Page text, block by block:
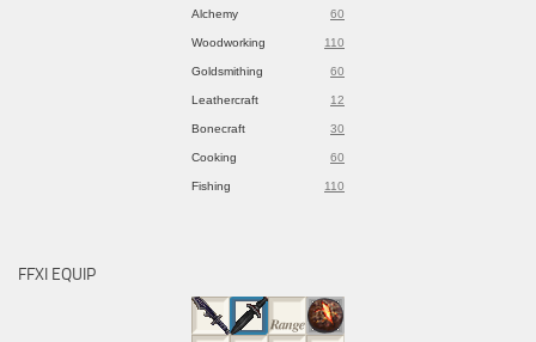
Alchemy 60
Woodworking 110
Goldsmithing 60
Leathercraft 12
Bonecraft 30
Cooking 60
Fishing 110
FFXI EQUIP